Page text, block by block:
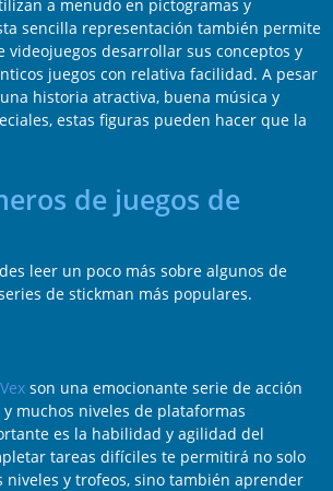
a menudo en pictogramas y
sencilla representación también permite
videojuegos desarrollar sus conceptos y
juegos con relativa facilidad. A pesar
historia atractiva, buena música y
estas figuras pueden hacer que la
de juegos de
leer un poco más sobre algunos de
de stickman más populares.
son una emocionante serie de acción
muchos niveles de plataformas
es la habilidad y agilidad del
tareas difíciles te permitirá no solo
niveles y trofeos, sino también aprender